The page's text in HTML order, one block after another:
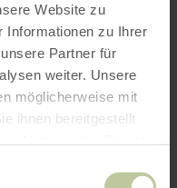
Website zu
Informationen zu Ihrer
Partner für
weiter. Unsere
möglicherweise mit
ihnen bereitgestellt